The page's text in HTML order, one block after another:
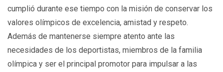
cumplió durante ese tiempo con la misión de conservar los
valores olímpicos de excelencia, amistad y respeto.
Además de mantenerse siempre atento ante las
necesidades de los deportistas, miembros de la familia
olímpica y ser el principal promotor para impulsar a las